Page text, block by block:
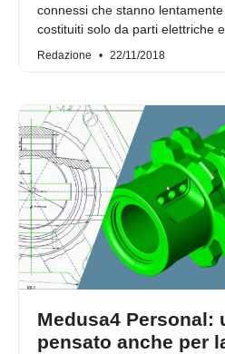
connessi che stanno
costituiti solo da parti elettriche e
Redazione 22/11/2018
Medusa4 Personal:
pensato anche per